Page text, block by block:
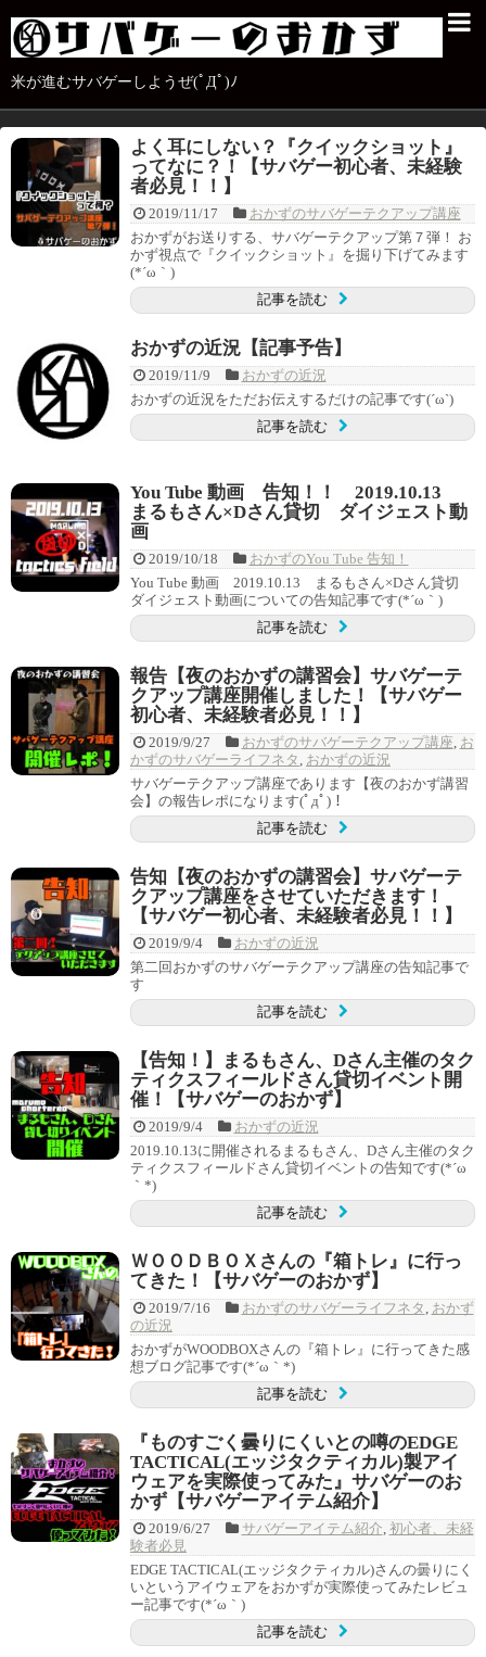
米が進むサバゲーしようぜ(ﾟДﾟ)ﾉ
よく耳にしない？『クイックショット』
ってなに？！【サバゲー初心者、未経験
者必見！！】
2019/11/17
おかずのサバゲーテクアップ講座
おかずがお送りする、サバゲーテクアップ第７弾！ お
かず視点で『クイックショット』を掘り下げてみます
(*´ω｀)
記事を読む
おかずの近況【記事予告】
2019/11/9
おかずの近況
おかずの近況をただお伝えするだけの記事です(´ω`)
記事を読む
You Tube 動画 告知！！ 2019.10.13
まるもさん×Dさん貸切 ダイジェスト動
画
2019/10/18
おかずのYou Tube 告知！
You Tube 動画 2019.10.13 まるもさん×Dさん貸切
ダイジェスト動画についての告知記事です(*´ω｀)
記事を読む
報告【夜のおかずの講習会】サバゲーテ
クアップ講座開催しました！【サバゲー
初心者、未経験者必見！！】
2019/9/27 おかずのサバゲーテクアップ講座, お
かずのサバゲーライフネタ , おかずの近況
サバゲーテクアップ講座であります【夜のおかず講習
会】の報告レポになります(ﾟдﾟ)！
記事を読む
告知【夜のおかずの講習会】サバゲーテ
クアップ講座をさせていただきます！
【サバゲー初心者、未経験者必見！！】
2019/9/4
おかずの近況
第二回おかずのサバゲーテクアップ講座の告知記事で
す
記事を読む
【告知！】まるもさん、Dさん主催のタク
ティクスフィールドさん貸切イベント開
催！【サバゲーのおかず】
2019/9/4
おかずの近況
2019.10.13に開催されるまるもさん、Dさん主催のタク
ティクスフィールドさん貸切イベントの告知です(*´ω
｀*)
記事を読む
ＷＯＯＤＢＯＸさんの『箱トレ』に行っ
てきた！【サバゲーのおかず】
2019/7/16 おかずのサバゲーライフネタ , おかず
の近況
おかずがWOODBOXさんの『箱トレ』に行ってきた感
想ブログ記事です(*´ω｀*)
記事を読む
『ものすごく曇りにくいとの噂のEDGE
TACTICAL(エッジタクティカル)製アイ
ウェアを実際使ってみた』サバゲーのお
かず【サバゲーアイテム紹介】
2019/6/27 サバゲーアイテム紹介, 初心者、未経
験者必見
EDGE TACTICAL(エッジタクティカル)さんの曇りにく
いというアイウェアをおかずが実際使ってみたレビュ
ー記事です(*´ω｀)
記事を読む